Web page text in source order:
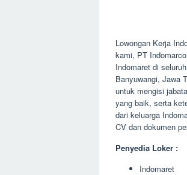
Lowongan Kerja
kami, PT
Indomaret di
Banyuwangi, Jawa
untuk mengisi
yang baik, serta
dari keluarga
CV dan dokumen
Penyedia Loker :
Indomaret